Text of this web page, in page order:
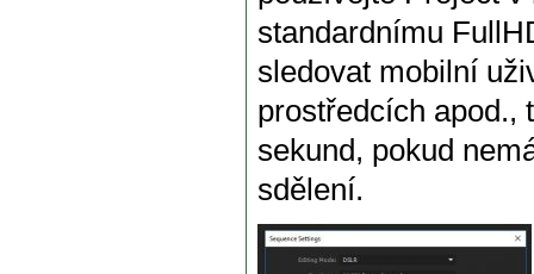
standardnímu
sledovat mobilní
prostředcích apod.,
sekund, pokud
sdělení.